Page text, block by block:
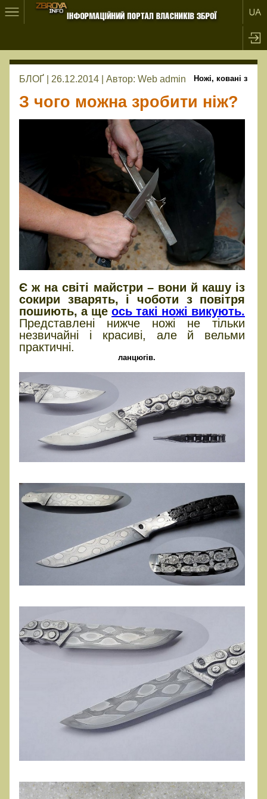
БЛОҐ | 26.12.2014 | Автор: Web admin
З чого можна зробити ніж?
Є ж на світі майстри – вони й кашу із
сокири зварять, і чоботи з повітря
пошиють, а ще ось такі ножі викують.
Представлені нижче ножі не тільки
незвичайні і красиві, але й вельми
практичні.
Ножі, ковані з
ланцюгів.